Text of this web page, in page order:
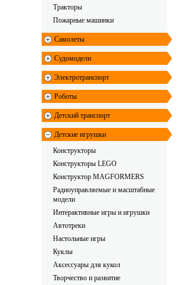
Тракторы
Пожарные машинки
Самолеты
Судомодели
Электротранспорт
Роботы
Детский транспорт
Детские игрушки
Конструкторы
Конструкторы LEGO
Конструктор MAGFORMERS
Радиоуправляемые и масштабные
модели
Интерактивные игры и игрушки
Автотреки
Настольные игры
Куклы
Аксессуары для кукол
Творчество и развитие